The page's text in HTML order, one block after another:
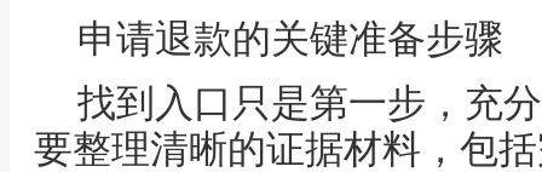
申请退款的关键准备步骤
找到入口只是第一步，充
要整理清晰的证据材料，包